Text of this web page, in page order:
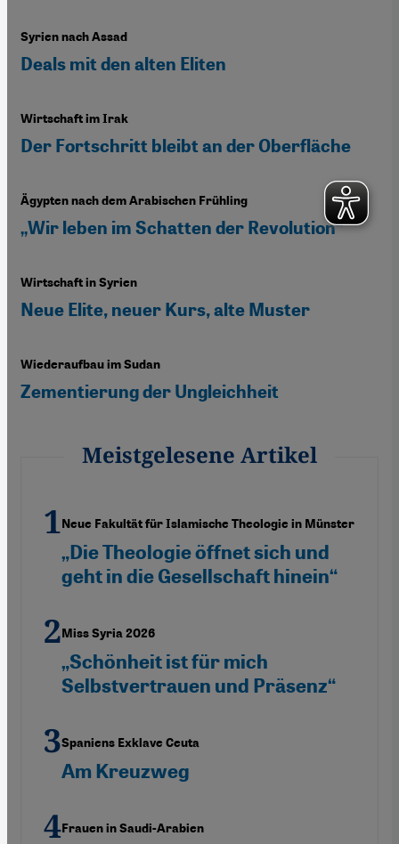
Syrien nach Assad
Deals mit den alten Eliten
Wirtschaft im Irak
Der Fortschritt bleibt an der Oberfläche
Ägypten nach dem Arabischen Frühling
„Wir leben im Schatten der Revolution“
Wirtschaft in Syrien
Neue Elite, neuer Kurs, alte Muster
Wiederaufbau im Sudan
Zementierung der Ungleichheit
Meistgelesene Artikel
Neue Fakultät für Islamische Theologie in Münster
„Die Theologie öffnet sich und
geht in die Gesellschaft hinein“
Miss Syria 2026
„Schönheit ist für mich
Selbstvertrauen und Präsenz“
Spaniens Exklave Ceuta
Am Kreuzweg
Frauen in Saudi-Arabien